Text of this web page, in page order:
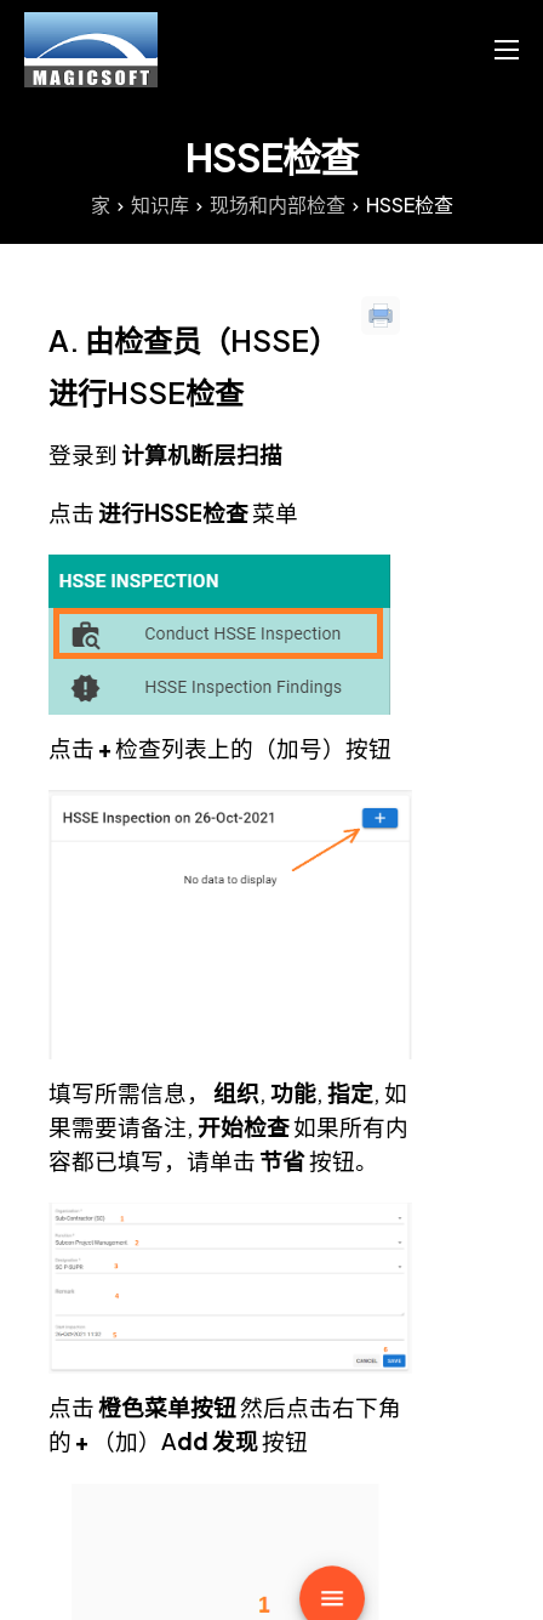
产品
资源
English
HSSE检查
家 知识库 现场和内部检查 HSSE检查
A. 由检查员（HSSE）
进行HSSE检查
登录到 计算机断层扫描
点击 进行HSSE检查菜单
点击 +检查列表上的（加号）按钮
填写所需信息， 组织, 功能, 指定, 如
果需要请备注, 开始检查如果所有内
容都已填写，请单击 节省按钮。
点击橙色菜单按钮然后点击右下角
的 + （加）Add 发现按钮